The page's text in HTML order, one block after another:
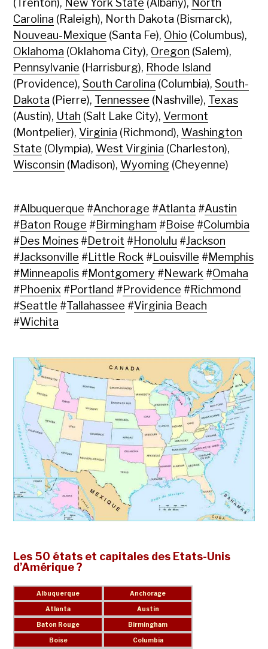
(Trenton), New York State (Albany), North
Carolina (Raleigh), North Dakota (Bismarck),
Nouveau-Mexique (Santa Fe), Ohio (Columbus),
Oklahoma (Oklahoma City), Oregon (Salem),
Pennsylvanie (Harrisburg), Rhode Island
(Providence),South Carolina (Columbia),South-
Dakota (Pierre), Tennessee (Nashville), Texas
(Austin), Utah (Salt Lake City), Vermont
(Montpelier), Virginia (Richmond), Washington
State (Olympia), West Virginia (Charleston),
Wisconsin (Madison), Wyoming (Cheyenne)
#Albuquerque #Anchorage #Atlanta #Austin
#Baton Rouge #Birmingham #Boise #Columbia
#Des Moines #Detroit #Honolulu #Jackson
#Jacksonville #Little Rock #Louisville #Memphis
#Minneapolis #Montgomery #Newark #Omaha
#Phoenix #Portland #Providence #Richmond
#Seattle #Tallahassee #Virginia Beach
#Wichita
Les 50 états et capitales des Etats-Unis
d’Amérique ?